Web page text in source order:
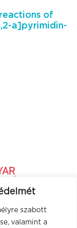
szabott
valamint a
of
a]pyrimidin-